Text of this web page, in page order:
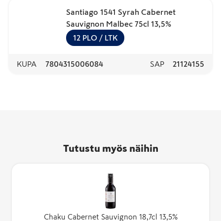
Santiago 1541 Syrah Cabernet
Sauvignon Malbec 75cl 13,5%
12 PLO / LTK
KUPA 7804315006084 SAP 21124155
Tutustu myös näihin
Chaku Cabernet Sauvignon 18,7cl 13,5%